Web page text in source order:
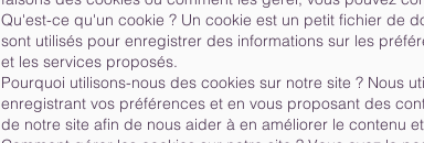
Qu'est-ce qu'un cookie ? Un cookie est un petit fichier de
sont utilisés pour enregistrer des informations sur les
et les services proposés.
Pourquoi utilisons-nous des cookies sur notre site ? Nous
enregistrant vos préférences et en vous proposant des
de notre site afin de nous aider à en améliorer le contenu